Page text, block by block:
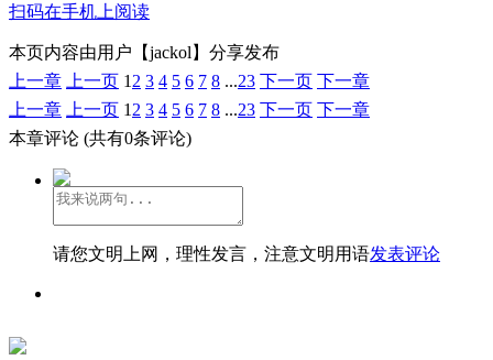
扫码在手机上阅读
本页内容由用户【jackol】分享发布
上一章
上一页 1 2 3 4 5 6 7 8 ...23 下一页 下一章
上一章
上一页 1 2 3 4 5 6 7 8 ...23 下一页 下一章
本章评论 (共有0条评论)
请您文明上网，理性发言，注意文明用语发表评论